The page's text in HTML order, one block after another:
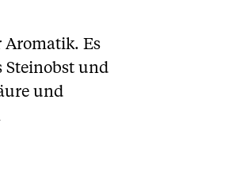
Aromatik. Es
Steinobst und
und